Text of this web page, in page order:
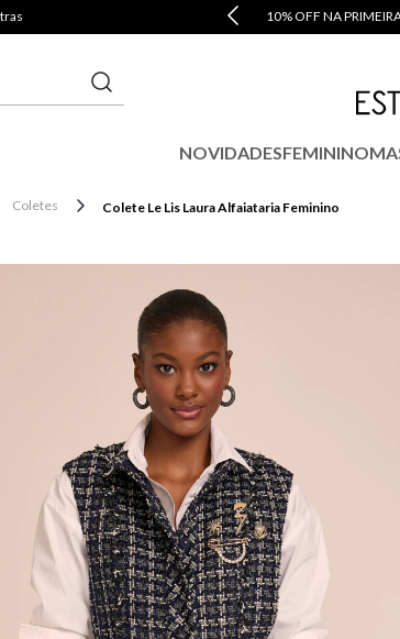
COM PIX E GANHE 3% OFF* 10% OFF NA
NOVIDADESFEMININO
Coletes Colete Le Lis Laura Alfaiataria Feminino